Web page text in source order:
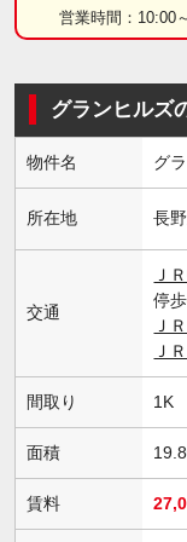
営業時間：10:00
グランヒルズ
物件名 グ
所在地 長
交通
Ｊ
停歩
Ｊ
Ｊ
間取り 1K
面積
賃料